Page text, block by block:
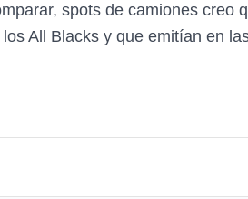
spots de camiones creo
All Blacks y que emitían en